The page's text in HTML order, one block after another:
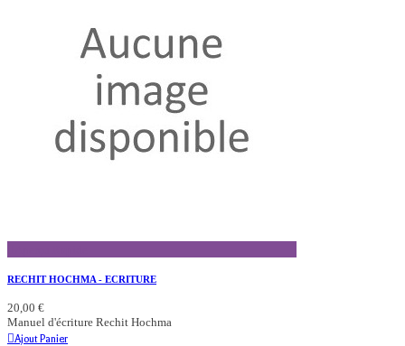
RECHIT HOCHMA - ECRITURE
20,00 €
Manuel d'écriture Rechit Hochma
Ajout Panier